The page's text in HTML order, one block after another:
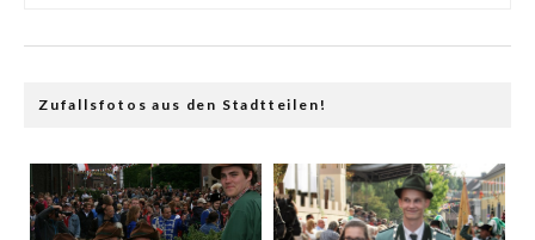
Zufallsfotos aus den Stadtteilen!